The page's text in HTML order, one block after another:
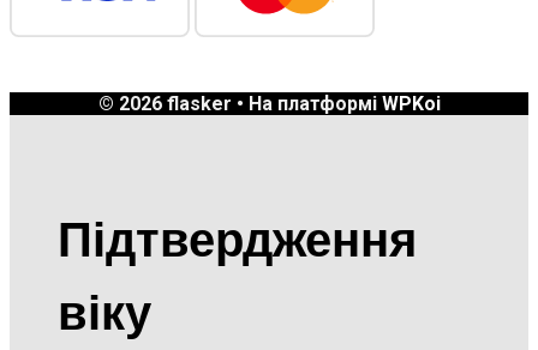
© 2026 flasker • На платформі WPKoi
Підтвердження
віку